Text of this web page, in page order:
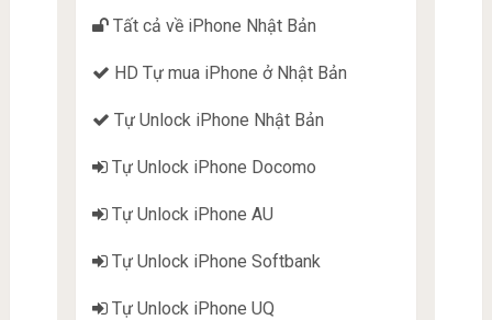
Tất cả về iPhone Nhật Bản
HD Tự mua iPhone ở Nhật Bản
Tự Unlock iPhone Nhật Bản
Tự Unlock iPhone Docomo
Tự Unlock iPhone AU
Tự Unlock iPhone Softbank
Tự Unlock iPhone UQ